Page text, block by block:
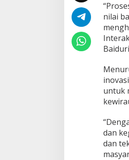
nilai
untuk
dan
dan